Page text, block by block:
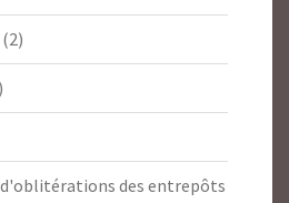
(2)
des entrepôts